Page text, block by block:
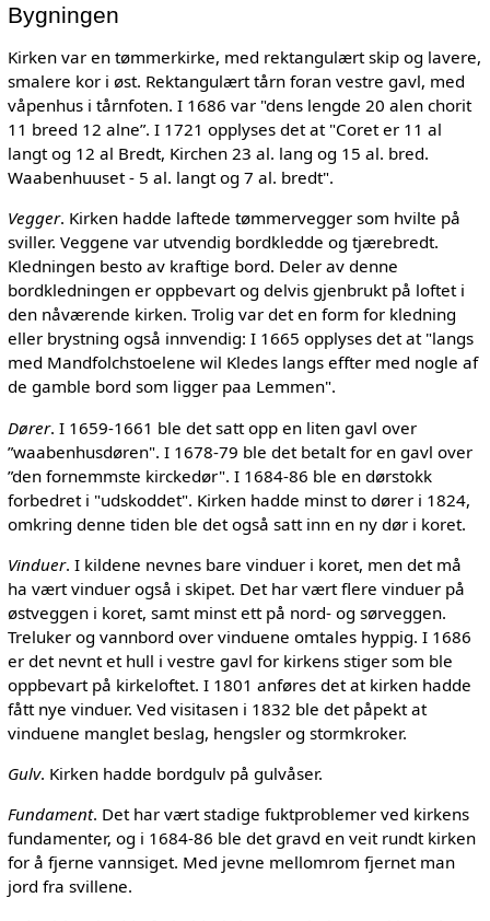
Bygningen
Kirken var en tømmerkirke, med rektangulært skip og lavere,
smalere kor i øst. Rektangulært tårn foran vestre gavl, med
våpenhus i tårnfoten. I 1686 var "dens lengde 20 alen chorit
11 breed 12 alne”. I 1721 opplyses det at "Coret er 11 al
langt og 12 al Bredt, Kirchen 23 al. lang og 15 al. bred.
Waabenhuuset - 5 al. langt og 7 al. bredt".
Vegger. Kirken hadde laftede tømmervegger som hvilte på
sviller. Veggene var utvendig bordkledde og tjærebredt.
Kledningen besto av kraftige bord. Deler av denne
bordkledningen er oppbevart og delvis gjenbrukt på loftet i
den nåværende kirken. Trolig var det en form for kledning
eller brystning også innvendig: I 1665 opplyses det at "langs
med Mandfolchstoelene wil Kledes langs effter med nogle af
de gamble bord som ligger paa Lemmen".
Dører. I 1659-1661 ble det satt opp en liten gavl over
”waabenhusdøren". I 1678-79 ble det betalt for en gavl over
”den fornemmste kirckedør". I 1684-86 ble en dørstokk
forbedret i "udskoddet". Kirken hadde minst to dører i 1824,
omkring denne tiden ble det også satt inn en ny dør i koret.
Vinduer. I kildene nevnes bare vinduer i koret, men det må
ha vært vinduer også i skipet. Det har vært flere vinduer på
østveggen i koret, samt minst ett på nord- og sørveggen.
Treluker og vannbord over vinduene omtales hyppig. I 1686
er det nevnt et hull i vestre gavl for kirkens stiger som ble
oppbevart på kirkeloftet. I 1801 anføres det at kirken hadde
fått nye vinduer. Ved visitasen i 1832 ble det påpekt at
vinduene manglet beslag, hengsler og stormkroker.
Gulv. Kirken hadde bordgulv på gulvåser.
Fundament. Det har vært stadige fuktproblemer ved kirkens
fundamenter, og i 1684-86 ble det gravd en veit rundt kirken
for å fjerne vannsiget. Med jevne mellomrom fjernet man
jord fra svillene.